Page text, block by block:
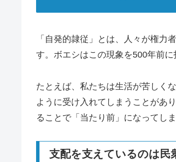
「自発的隷従」とは、人々が権力
す。ボエシはこの現象を500年前
たとえば、私たちは生活が苦しく
ように受け入れてしまうことがあ
ることで「当たり前」になってし
支配を支えているのは民